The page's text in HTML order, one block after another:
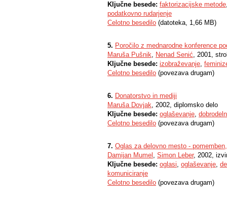
Ključne besede: faktorizacijske metode
podatkovno rudarjenje
Celotno besedilo (datoteka, 1,66 MB)
5. Poročilo z mednarodne konference
Maruša Pušnik, Nenad Senić, 2001,
Ključne besede: izobraževanje,
Celotno besedilo (povezava drugam)
6. Donatorstvo in mediji
Maruša Dovjak, 2002, diplomsko delo
Ključne besede: oglaševanje,
Celotno besedilo (povezava drugam)
7. Oglas za delovno mesto -
Damijan Mumel , Simon Leber, 2002,
Ključne besede: oglasi, oglaševanje,
komuniciranje
Celotno besedilo (povezava drugam)